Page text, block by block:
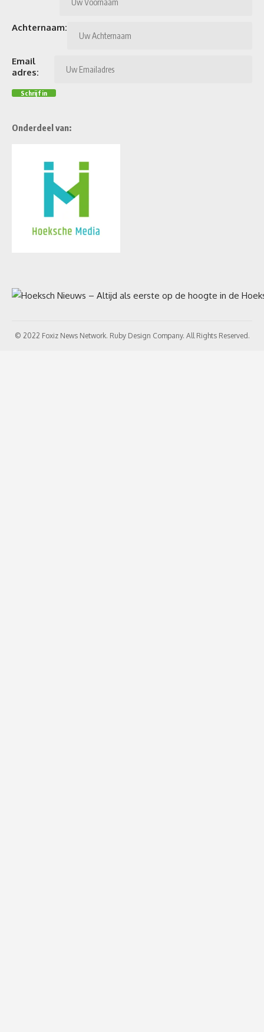
Achternaam:
Email
adres:
Onderdeel van:
© 2022 Foxiz News Network. Ruby Design Company. All Rights Reserved.